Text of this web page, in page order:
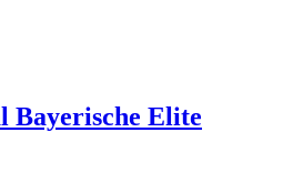
Bayerische Elite